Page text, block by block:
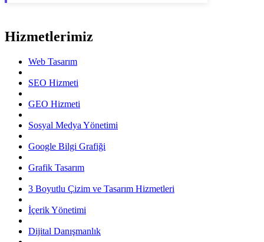
Hizmetlerimiz
Web Tasarım
SEO Hizmeti
GEO Hizmeti
Sosyal Medya Yönetimi
Google Bilgi Grafiği
Grafik Tasarım
3 Boyutlu Çizim ve Tasarım Hizmetleri
İçerik Yönetimi
Dijital Danışmanlık